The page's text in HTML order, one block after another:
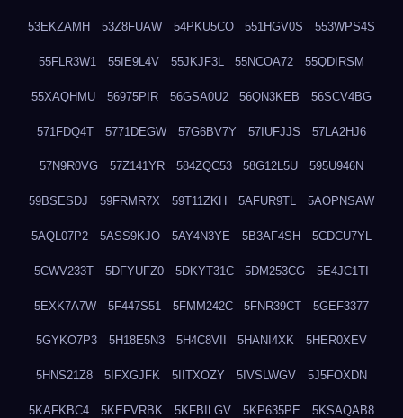
53EKZAMH 53Z8FUAW 54PKU5CO 551HGV0S 553WPS4S
55FLR3W1 55IE9L4V 55JKJF3L 55NCOA72 55QDIRSM
55XAQHMU 56975PIR 56GSA0U2 56QN3KEB 56SCV4BG
571FDQ4T 5771DEGW 57G6BV7Y 57IUFJJS 57LA2HJ6
57N9R0VG 57Z141YR 584ZQC53 58G12L5U 595U946N
59BSESDJ 59FRMR7X 59T11ZKH 5AFUR9TL 5AOPNSAW
5AQL07P2 5ASS9KJO 5AY4N3YE 5B3AF4SH 5CDCU7YL
5CWV233T 5DFYUFZ0 5DKYT31C 5DM253CG 5E4JC1TI
5EXK7A7W 5F447S51 5FMM242C 5FNR39CT 5GEF3377
5GYKO7P3 5H18E5N3 5H4C8VII 5HANI4XK 5HER0XEV
5HNS21Z8 5IFXGJFK 5IITXOZY 5IVSLWGV 5J5FOXDN
5KAFKBC4 5KEFVRBK 5KFBILGV 5KP635PE 5KSAQAB8